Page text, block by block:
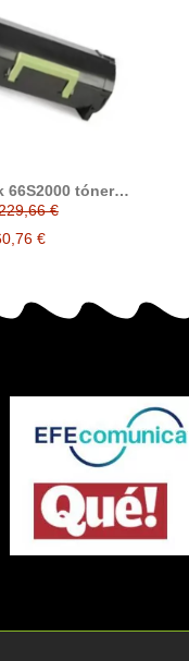
66S2000 tóner
€
€